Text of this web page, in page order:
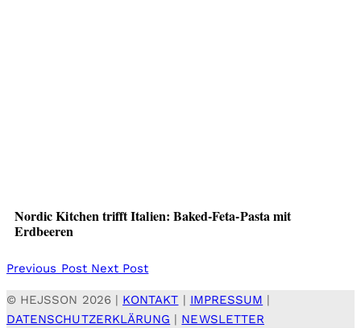
Nordic Kitchen trifft Italien: Baked-Feta-Pasta mit
Erdbeeren
Previous Post Next Post
© HEJSSON 2026 | KONTAKT IMPRESSUM
DATENSCHUTZERKLÄRUNG
NEWSLETTER